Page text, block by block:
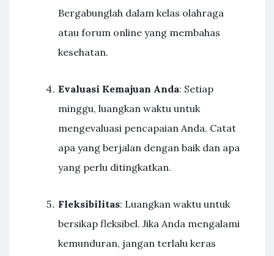
Bergabunglah dalam kelas olahraga
atau forum online yang membahas
kesehatan.
Evaluasi Kemajuan Anda: Setiap
minggu, luangkan waktu untuk
mengevaluasi pencapaian Anda. Catat
apa yang berjalan dengan baik dan apa
yang perlu ditingkatkan.
Fleksibilitas: Luangkan waktu untuk
bersikap fleksibel. Jika Anda mengalami
kemunduran, jangan terlalu keras